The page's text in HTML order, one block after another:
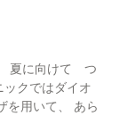
夏に向けて つ
ックではダイオ
を用いて、 あら